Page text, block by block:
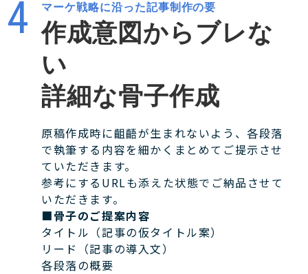
マーケ戦略に沿った記事制作の要
作成意図からブレな
い
詳細な骨子作成
原稿作成時に齟齬が生まれないよう、各段落
で執筆する内容を細かくまとめてご提示させ
ていただきます。
参考にするURLも添えた状態でご納品させて
いただきます。
■骨子のご提案内容
タイトル（記事の仮タイトル案）
リード（記事の導入文）
各段落の概要